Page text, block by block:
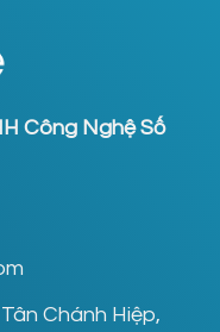
Công Nghệ Số
Chánh Hiệp,